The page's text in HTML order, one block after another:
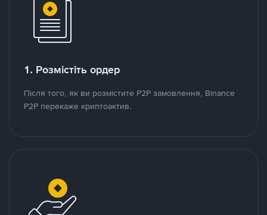
1. Розмістіть ордер
Після того, як ви розмістите P2P замовлення, Binance
P2P перекаже криптоактив.